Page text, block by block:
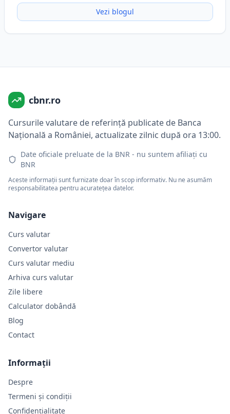
donatorii de sânge în lei și rămâne o opțiune atractivă
pentru investitorii care caută siguranță, flexibilitate și
Vezi blogul
cbnr.ro
Cursurile valutare de referință publicate de Banca
Națională a României, actualizate zilnic după ora 13:00.
Date oficiale preluate de la BNR - nu suntem afiliați cu
BNR
Aceste informații sunt furnizate doar în scop informativ. Nu ne asumăm
responsabilitatea pentru acuratețea datelor.
Navigare
Curs valutar
Convertor valutar
Curs valutar mediu
Arhiva curs valutar
Zile libere
Calculator dobândă
Blog
Contact
Informații
Despre
Termeni și condiții
Confidențialitate